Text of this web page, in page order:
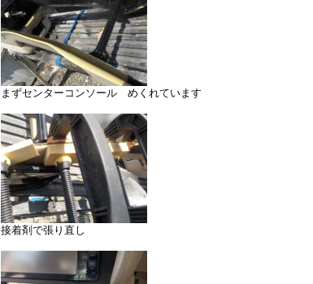
まずセンターコンソール めくれています
接着剤で張り直し